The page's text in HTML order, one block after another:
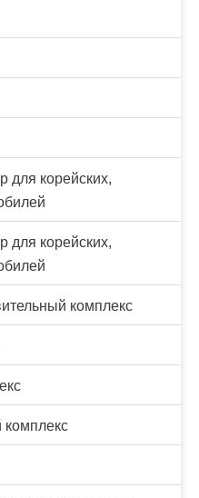
для корейских,
для корейских,
комплекс
комплекс